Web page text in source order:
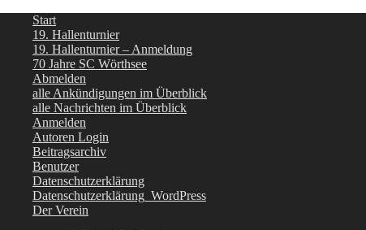
Start
19. Hallenturnier
19. Hallenturnier – Anmeldung
70 Jahre SC Wörthsee
Abmelden
alle Ankündigungen im Überblick
alle Nachrichten im Überblick
Anmelden
Autoren Login
Beitragsarchiv
Benutzer
Datenschutzerklärung
Datenschutzerklärung_WordPress
Der Verein